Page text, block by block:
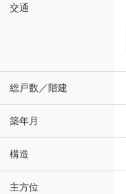
交通
総戸数／階建
築年月
構造
主方位